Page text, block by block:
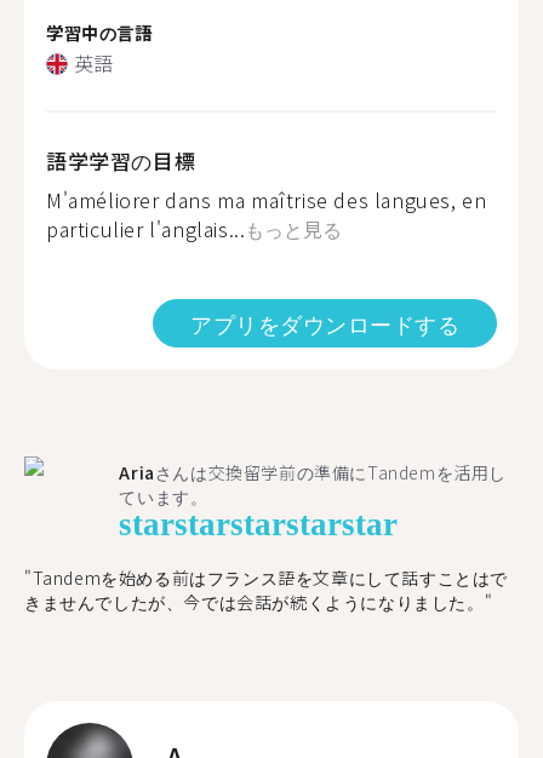
学習中の言語
英語
語学学習の目標
M'améliorer dans ma maîtrise des langues, en
particulier l'anglais...もっと見る
アプリをダウンロードする
Aria さんは交換留学前の準備にTandemを活用し
ています。
starstarstarstarstar
"​​Tandemを始める前はフランス語を文章にして話すことはで
きませんでしたが、今では会話が続くようになりました。"